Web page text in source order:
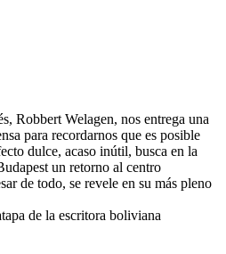
Robbert Welagen, nos entrega una
para recordarnos que es posible
dulce, acaso inútil, busca en la
un retorno al centro
de todo, se revele en su más pleno
de la escritora boliviana